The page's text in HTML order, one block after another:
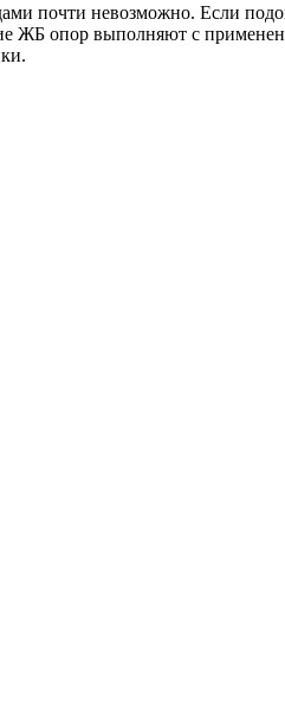
почти невозможно. Если
ЖБ опор выполняют с